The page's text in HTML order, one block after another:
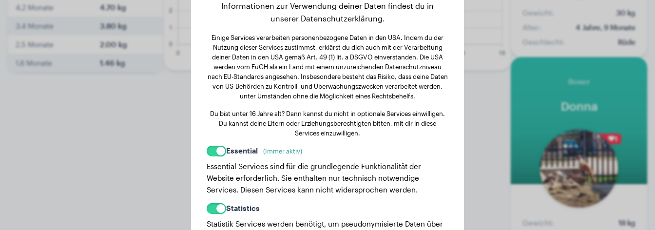
4.2 Monate 4.70 kg
3.4 Monate 3.80 kg
2.5 Monate 2.00 kg
1.6 Monate 1.46 kg
Gewicht:
30 kg
Alter:
4 Jahre, 9 Monate
Geschlecht:
Rüde
Boxer
Donna
1
Gewicht:
18 kg
Informationen zur Verwendung deiner Daten findest du in
unserer Datenschutzerklärung.
Einige Services verarbeiten personenbezogene Daten in den USA. Indem du der
Nutzung dieser Services zustimmst, erklärst du dich auch mit der Verarbeitung
deiner Daten in den USA gemäß Art. 49 (1) lit. a DSGVO einverstanden. Die USA
werden vom EuGH als ein Land mit einem unzureichenden Datenschutzniveau
nach EU-Standards angesehen. Insbesondere besteht das Risiko, dass deine Daten
von US-Behörden zu Kontroll- und Überwachungszwecken verarbeitet werden,
unter Umständen ohne die Möglichkeit eines Rechtsbehelfs.
Du bist unter 16 Jahre alt? Dann kannst du nicht in optionale Services einwilligen.
Du kannst deine Eltern oder Erziehungsberechtigten bitten, mit dir in diese
Services einzuwilligen.
Essential (Immer aktiv)
Essential Services sind für die grundlegende Funktionalität der
Website erforderlich. Sie enthalten nur technisch notwendige
Services. Diesen Services kann nicht widersprochen werden.
Statistics
Statistik Services werden benötigt, um pseudonymisierte Daten über